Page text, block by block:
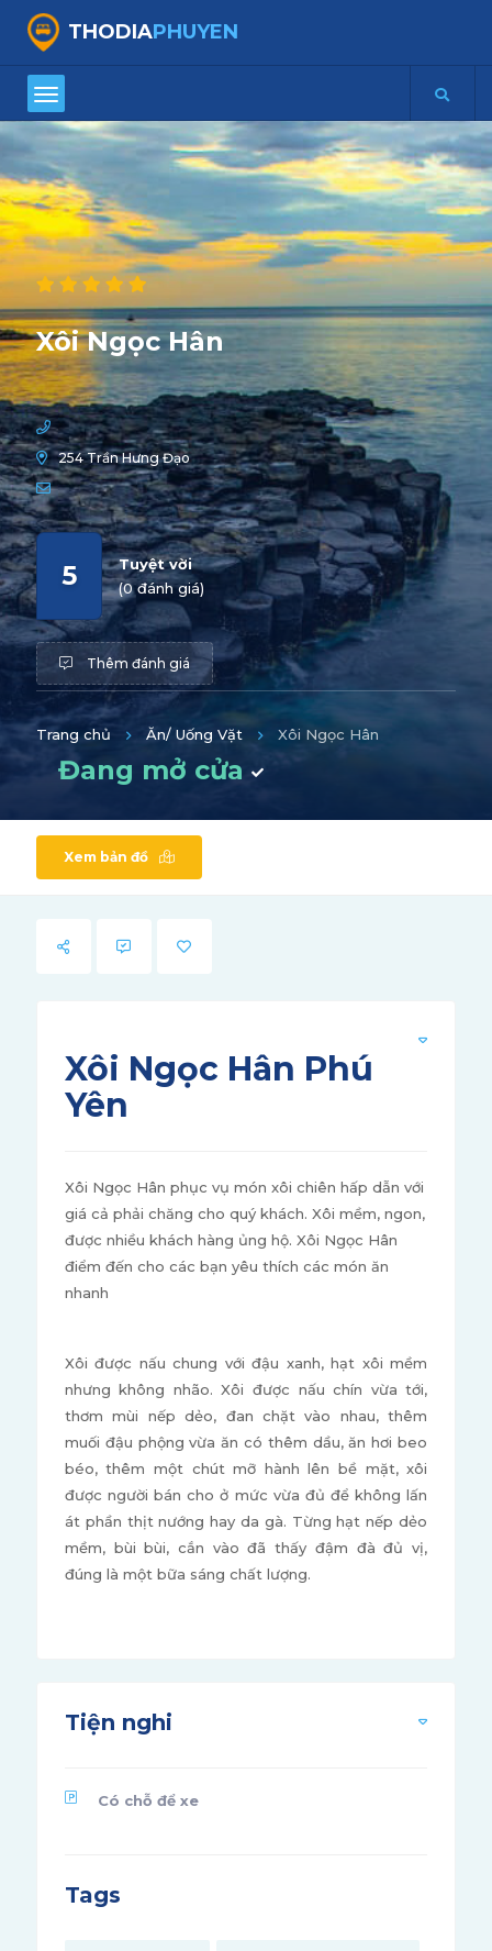
THODIAPHUYEN
Xôi Ngọc Hân
254 Trần Hưng Đạo
Tuyệt vời
(0 đánh giá)
5
Thêm đánh giá
Trang chủ Ăn/ Uống Vặt Xôi Ngọc Hân
Đang mở cửa
Xem bản đồ
Xôi Ngọc Hân Phú
Yên
Xôi Ngọc Hân phục vụ món xôi chiên hấp dẫn với
giá cả phải chăng cho quý khách. Xôi mềm, ngon,
được nhiều khách hàng ủng hộ. Xôi Ngọc Hân
điểm đến cho các bạn yêu thích các món ăn
nhanh
Xôi được nấu chung với đậu xanh, hạt xôi mềm
nhưng không nhão. Xôi được nấu chín vừa tới,
thơm mùi nếp dẻo, đan chặt vào nhau, thêm
muối đậu phộng vừa ăn có thêm dầu, ăn hơi beo
béo, thêm một chút mỡ hành lên bề mặt, xôi
được người bán cho ở mức vừa đủ để không lấn
át phần thịt nướng hay da gà. Từng hạt nếp dẻo
mềm, bùi bùi, cắn vào đã thấy đậm đà đủ vị,
đúng là một bữa sáng chất lượng.
Tiện nghi
Có chỗ để xe
Tags